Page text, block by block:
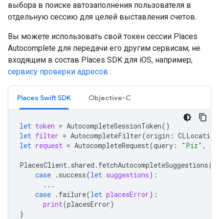
выбора в поиске автозаполнения пользователя в
отдельную сессию для целей выставления счетов.
Вы можете использовать свой токен сессии Places
Autocomplete для передачи его другим сервисам, не
входящим в состав Places SDK для iOS, например,
сервису проверки адресов :
Places Swift SDK Objective-C
let token = AutocompleteSessionToken()
let filter = AutocompleteFilter(origin :
let request = AutocompleteRequest(query : "Piz" ,
PlacesClient. shared . fetchAutocompleteSuggestions(
case . success(let suggestions):
...
case . failure(let placesError):
print(placesError)
}